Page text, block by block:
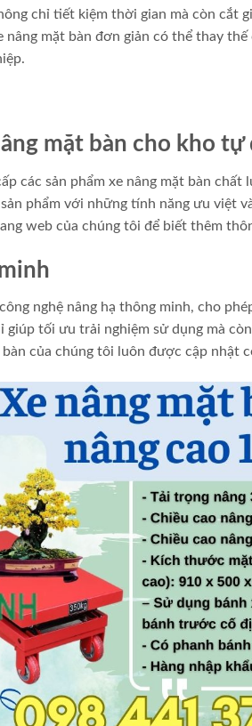
chỉ tiết kiệm thời gian mà còn cắt
mặt bàn đơn giản có thể thay
mặt bàn cho kho tự
các sản phẩm xe nâng mặt bàn
phẩm với những tính năng ưu việt
web của chúng tôi để biết thêm
nghệ nâng hạ thông minh, cho
tối ưu trải nghiệm sử dụng mà
của chúng tôi luôn được cập nhật